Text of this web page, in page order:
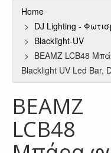
Home
DJ Lighting -
Blacklight-UV
BEAMZ LCB48
Blacklight UV Led Bar,
BEAMZ
LCB48